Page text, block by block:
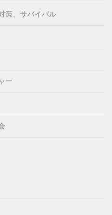
策、サバイバル
ー